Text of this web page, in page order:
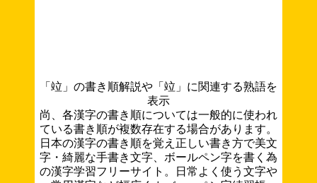
「竝」の書き順解説や「竝」に関連する熟語を
表示
尚、各漢字の書き順については一般的に使われ
ている書き順が複数存在する場合があります。
日本の漢字の書き順を覚え正しい書き方で美文
字・綺麗な手書き文字、ボールペン字を書く為
の漢字学習フリーサイト。日常よく使う文字や